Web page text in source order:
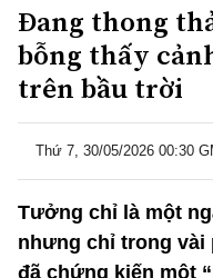
Đang thong
bỗng thấy
trên bầu trời
Thứ 7, 30/05/2026 00:30
Tưởng chỉ là một
nhưng chỉ trong vài
đã chứng kiến một